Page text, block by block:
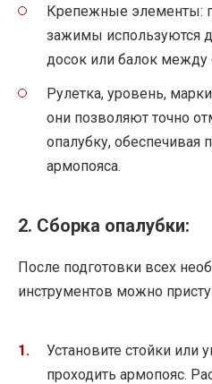
Крепежные элементы:
зажимы используются
досок или балок между
Рулетка, уровень,
они позволяют точно
опалубку,
армопояса.
2. Сборка опалубки:
После подготовки всех
инструментов можно
Установите стойки или
проходить армопояс.